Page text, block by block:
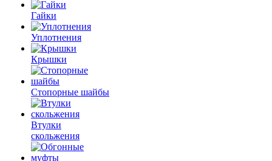
Гайки
Уплотнения
Крышки
Стопорные шайбы
Втулки
скольжения